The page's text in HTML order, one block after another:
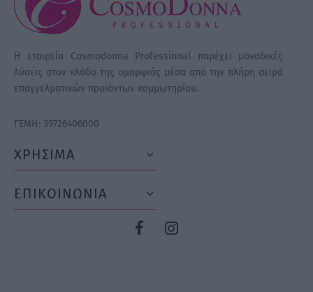
Η εταιρεία Cosmodonna Professional παρέχει μοναδικές
λύσεις στον κλάδο της ομορφιάς μέσα από την πλήρη σειρά
επαγγελματικών προϊόντων κομμωτηρίου.
ΓΕΜΗ: 39726406000
ΧΡΗΣΙΜΑ
ΕΠΙΚΟΙΝΩΝΙΑ